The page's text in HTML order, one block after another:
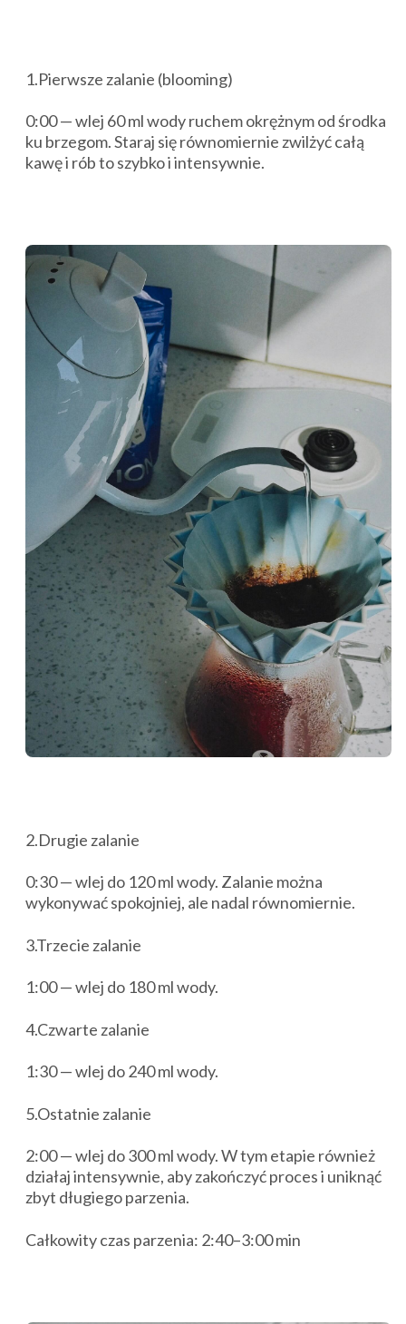
1.Pierwsze zalanie (blooming)
0:00 — wlej 60 ml wody ruchem okrężnym od środka
ku brzegom. Staraj się równomiernie zwilżyć całą
kawę i rób to szybko i intensywnie.
2.Drugie zalanie
0:30 — wlej do 120 ml wody. Zalanie można
wykonywać spokojniej, ale nadal równomiernie.
3.Trzecie zalanie
1:00 — wlej do 180 ml wody.
4.Czwarte zalanie
1:30 — wlej do 240 ml wody.
5.Ostatnie zalanie
2:00 — wlej do 300 ml wody. W tym etapie również
działaj intensywnie, aby zakończyć proces i uniknąć
zbyt długiego parzenia.
Całkowity czas parzenia: 2:40–3:00 min